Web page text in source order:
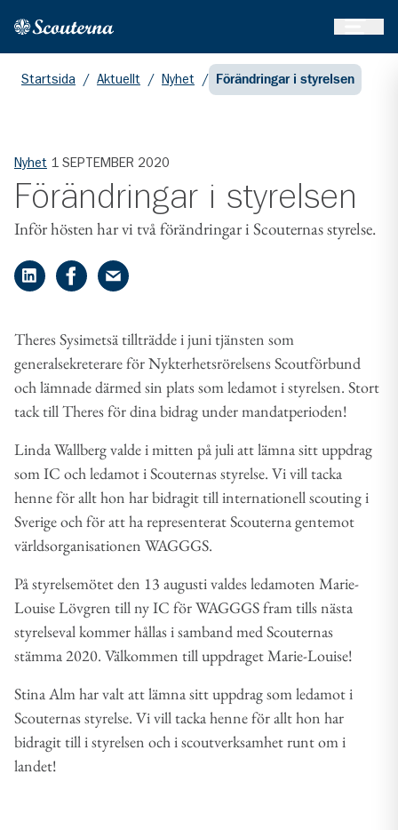
Hem
Startsida / Aktuellt / Nyhet / Förändringar i styrelsen
Nyhet 1 SEPTEMBER 2020
Förändringar i styrelsen
​Inför hösten har vi två förändringar i Scouternas styrelse.
Dela på LinkedIn
Dela på Facebook
Dela på e-post
Theres Sysim​etsä tillträdde i juni tjänsten som
generalsekreterare för Nykterhetsrörelsens Scoutförbund
och lämnade därmed sin plats som ledamot i styrelsen. Stort
tack till Theres för dina bidrag under mandatperioden!
Linda Wallberg valde i mitten på juli att lämna sitt uppdrag
som IC och ledamot i Scouternas styrelse. Vi vill tacka
henne för allt hon har bidragit till internationell scouting i
Sverige och för att ha representerat Scouterna gentemot
världsorganisationen WAGGGS.
På styrelsemötet den 13 augusti valdes ledamoten Marie-
Louise Lövgren till ny IC för WAGGGS fram tills nästa
styrelseval kommer hållas i samband med Scouternas
stämma 2020. Välkommen till uppdraget Marie-Louise!​​
​Stina Alm har valt att lämna sitt uppdrag som ledamot i
Scouternas styrelse. Vi vill tacka henne för allt hon har
bidragit till i styrelsen och i scoutverksamhet runt om i
landet!